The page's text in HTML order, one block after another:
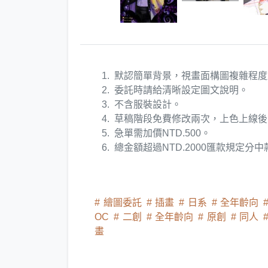
默認簡單背景，視畫面構圖複雜程
委託時請給清晰設定圖文說明。
不含服裝設計。
草稿階段免費修改兩次，上色上線
急單需加價NTD.500。
總金額超過NTD.2000匯款規定分中
繪圖委託 插畫 日系
全年齡向
OC
二創 全年齡向 原創
同人
畫